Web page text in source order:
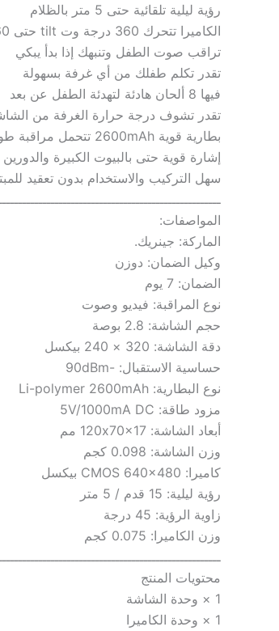
رؤية ليلية تلقائية حتى 5 متر بالظلام
الكاميرا تتحرك 360 درجة وت tilt حتى 60 درجة
تراقب صوت الطفل وتنبهك إذا بدأ يبكي
تقدر تكلم طفلك من أي غرفة بسهولة
فيها 8 ألحان هادئة لتهدئة الطفل عن بعد
تقدر تشوف درجة حرارة الغرفة من
بطارية قوية 2600mAh تتحمل مراقبة طويلة بدون شحن
إشارة قوية حتى بالبيوت الكبيرة والدورين
سهل التركيب والاستخدام بدون تعقيد
المواصفات:
الماركة: جينريك.
وكيل الضمان: دوزن
الضمان: 7 يوم
نوع المراقبة: فيديو وصوت
حجم الشاشة: 2.8 بوصة
دقة الشاشة: 320 × 240 بيكسل
حساسية الاستقبال: -90dBm
نوع البطارية: Li-polymer 2600mAh
مزود طاقة: 5V/1000mA DC
أبعاد الشاشة: 120x70x17 مم
وزن الشاشة: 0.098 كجم
كاميرا: CMOS 640×480 بيكسل
رؤية ليلية: 15 قدم / 5 متر
زاوية الرؤية: 45 درجة
وزن الكاميرا: 0.075 كجم
محتويات المنتج
1 × وحدة الشاشة
1 × وحدة الكاميرا